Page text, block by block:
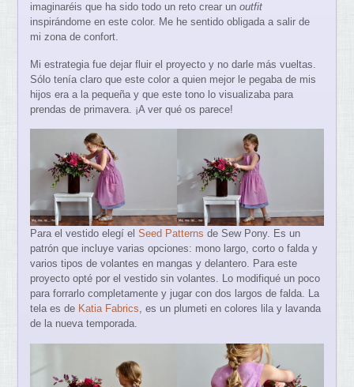
imaginaréis que ha sido todo un reto crear unoutfit
inspirándome en este color. Me he sentido obligada a salir de
mi zona de confort.
Mi estrategia fue dejar fluir el proyecto y no darle más vueltas.
Sólo tenía claro que este color a quien mejor le pegaba de mis
hijos era a la pequeña y que este tono lo visualizaba para
prendas de primavera. ¡A ver qué os parece!
Para el vestido elegí elSeed Patterns de Sew Pony. Es un
patrón que incluye varias opciones: mono largo, corto o falda y
varios tipos de volantes en mangas y delantero. Para este
proyecto opté por el vestido sin volantes. Lo modifiqué un poco
para forrarlo completamente y jugar con dos largos de falda. La
tela es de Katia Fabrics, es un plumeti en colores lila y lavanda
de la nueva temporada.